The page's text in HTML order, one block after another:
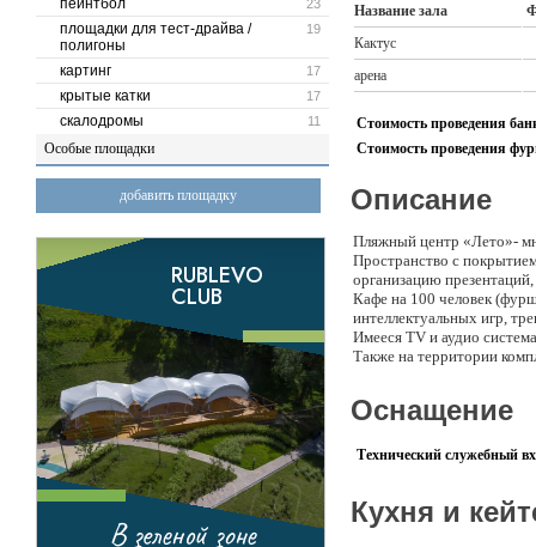
23
пейнтбол
19
площадки для тест-драйва /
полигоны
17
картинг
17
крытые катки
11
скалодромы
Особые площадки
добавить площадку
Название зала
Кактус
арена
Стоимость проведения
Стоимость проведения
Описание
Пляжный центр «Лето»-
Пространство с
организацию
Кафе на 100 человек
интеллектуальных игр,
Имееся TV и аудио
Также на территории
Оснащение
Технический служебный
Кухня и